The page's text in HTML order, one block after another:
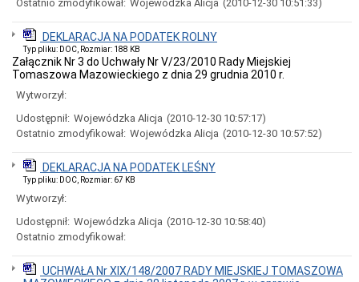
podejmowania
działań
następczych
Urzędzie
Miasta
Tomaszowie
Zamówienia
w
2026
SZACOWANIE
ZAMÓWIENIA
NA
dostawę
Ostatnio zmodyfikował: Wojewódzka Alicja (2010-12-30 10:51:33)
DEKLARACJA NA PODATEK ROLNY
Typ pliku: DOC, Rozmiar: 188 KB
Załącznik Nr 3 do Uchwały Nr V/23/2010 Rady Miejskiej
Tomaszowa Mazowieckiego z dnia 29 grudnia 2010 r.
Wytworzył:
Udostępnił: Wojewódzka Alicja (2010-12-30 10:57:17)
Ostatnio zmodyfikował: Wojewódzka Alicja (2010-12-30 10:57:52)
DEKLARACJA NA PODATEK LEŚNY
Typ pliku: DOC, Rozmiar: 67 KB
Wytworzył:
Udostępnił: Wojewódzka Alicja (2010-12-30 10:58:40)
Ostatnio zmodyfikował:
UCHWAŁA Nr XIX/148/2007 RADY MIEJSKIEJ TOMASZOWA